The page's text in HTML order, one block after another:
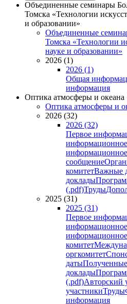
Объединенные семинары
Томска «Технологии
и образовании»
Объединенные
Томска «Технологии
науке и образовании»
2026 (1)
2026 (1)
Общая
информация
Оптика атмосферы и океана
Оптика атмосферы и
2026 (32)
2026 (32)
Первое
информационное
сообщение
комитетВажные
доклады
(.pdf)Труды
2025 (31)
2025 (31)
Первое
комитет
оргкомитет
даты
доклады
(.pdf)Авторский
участникиТруды
информация